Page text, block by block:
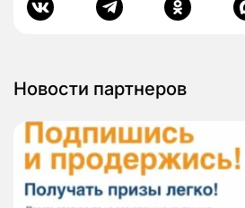
Новости партнеров